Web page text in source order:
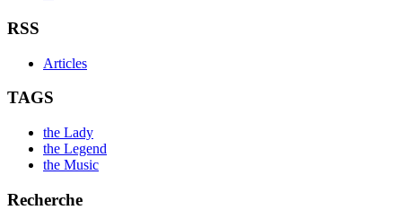
RSS
Articles
TAGS
the Lady
the Legend
the Music
Recherche